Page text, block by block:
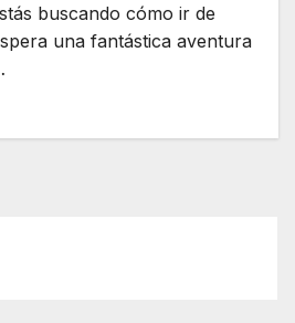
buscando cómo ir de
una fantástica aventura